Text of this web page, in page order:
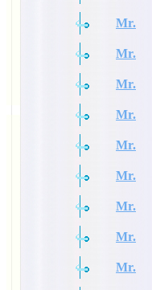
Mr.
Mr.
Mr.
Mr.
Mr.
Mr.
Mr.
Mr.
Mr.